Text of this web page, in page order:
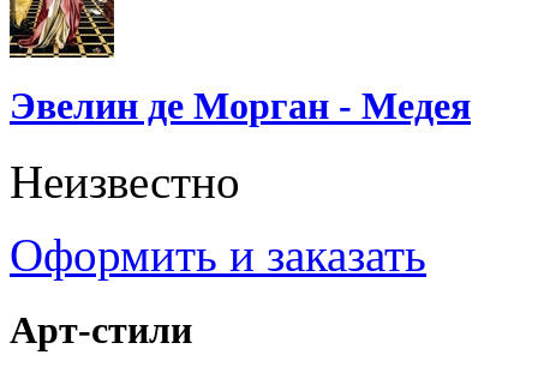
Эвелин де Морган - Медея
Неизвестно
Оформить и заказать
Арт-стили